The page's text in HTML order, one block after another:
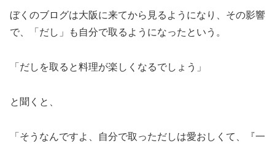
ぼくのブログは大阪に来てから見るようになり、その影響
で、「だし」も自分で取るようになったという。
「だしを取ると料理が楽しくなるでしょう」
と聞くと、
「そうなんですよ、自分で取っただしは愛おしくて、『一